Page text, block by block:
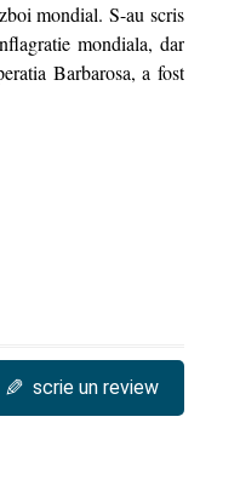
mondial. S-au scris
mondiala, dar
Barbarosa, a fost
✎ scrie un review